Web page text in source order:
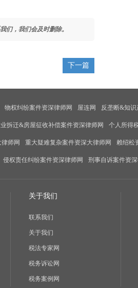
们，我们会及时删除。
下一篇
物权纠纷案件资深律师网 屋连网 反垄断&知识
拆迁&房屋征收补偿案件资深律师网 个人所得
师网 重大疑难复杂案件资深大律师网 赖绍松
侵权责任纠纷案件资深律师网 刑事自诉案件资
关于我们
联系我们
关于我们
税法专家网
税务诉讼网
税务案例网